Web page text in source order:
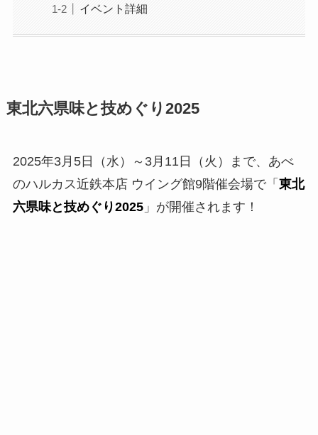
イベント詳細
東北六県味と技めぐり2025
2025年3月5日（水）～3月11日（火）まで、あべ
のハルカス近鉄本店 ウイング館9階催会場で「 東北
六県味と技めぐり2025」が開催されます！